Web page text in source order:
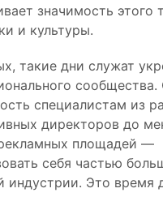
значимость этого
и культуры.
такие дни служат
специалистам из
директоров до
площадей —
себя частью
индустрии. Это время